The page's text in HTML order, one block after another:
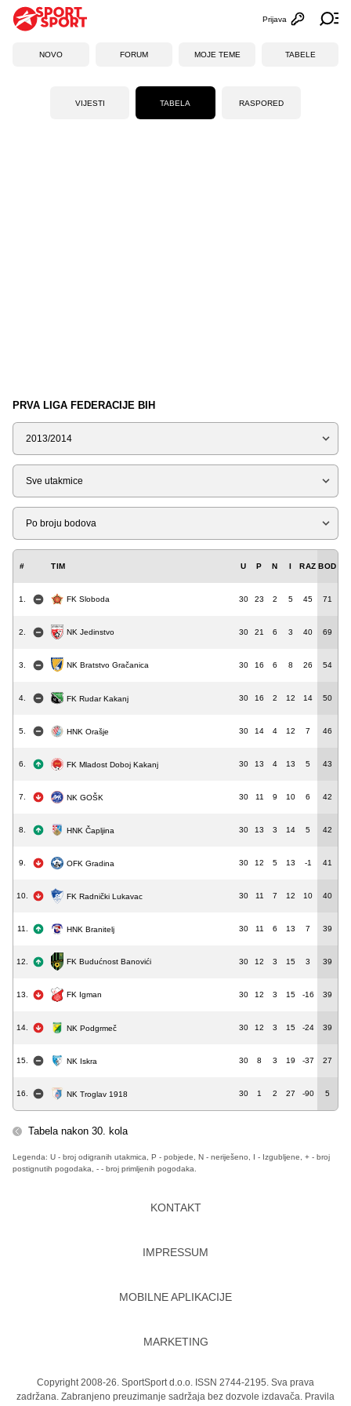
Otvori
Prijava
NOVO FORUM MOJE TEME TABELE
VIJESTI TABELA RASPORED
PRVA LIGA FEDERACIJE BIH
Sezona
Tip
Liga
# TIM U P N I RAZ BOD
1. FK Sloboda 30 23 2 5 45 71
2. NK Jedinstvo 30 21 6 3 40 69
3. NK Bratstvo Gračanica 30 16 6 8 26 54
4. FK Rudar Kakanj 30 16 2 12 14 50
5. HNK Orašje 30 14 4 12 7 46
6. FK Mladost Doboj Kakanj 30 13 4 13 5 43
7. NK GOŠK 30 11 9 10 6 42
8. HNK Čapljina 30 13 3 14 5 42
9. OFK Gradina 30 12 5 13 -1 41
10. FK Radnički Lukavac 30 11 7 12 10 40
11. HNK Branitelj 30 11 6 13 7 39
12. FK Budućnost Banovići 30 12 3 15 3 39
13. FK Igman 30 12 3 15 -16 39
14. NK Podgrmeč 30 12 3 15 -24 39
15. NK Iskra 30 8 3 19 -37 27
16. NK Troglav 1918 30 1 2 27 -90 5
Tabela nakon 30. kola
Legenda: U - broj odigranih utakmica, P - pobjede, N - neriješeno, I - Izgubljene, + - broj
postignutih pogodaka, - - broj primljenih pogodaka.
KONTAKT
IMPRESSUM
MOBILNE APLIKACIJE
MARKETING
Copyright 2008-26. SportSport d.o.o. ISSN 2744-2195. Sva prava
zadržana. Zabranjeno preuzimanje sadržaja bez dozvole izdavača. Pravila